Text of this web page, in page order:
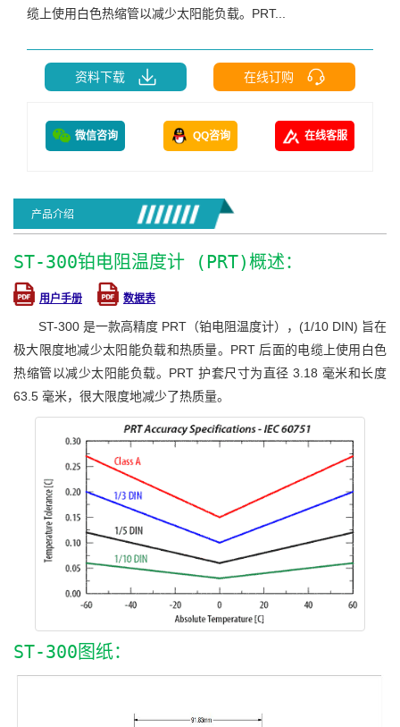
缆上使用白色热缩管以减少太阳能负载。PRT...
资料下载 在线订购
微信咨询 QQ咨询 在线客服
产品介绍
ST-300铂电阻温度计 (PRT)概述：
用户手册 数据表
ST-300 是一款高精度 PRT（铂电阻温度计），(1/10 DIN) 旨在
极大限度地减少太阳能负载和热质量。PRT 后面的电缆上使用白色
热缩管以减少太阳能负载。PRT 护套尺寸为直径 3.18 毫米和长度
63.5 毫米，很大限度地减少了热质量。
ST-300图纸：